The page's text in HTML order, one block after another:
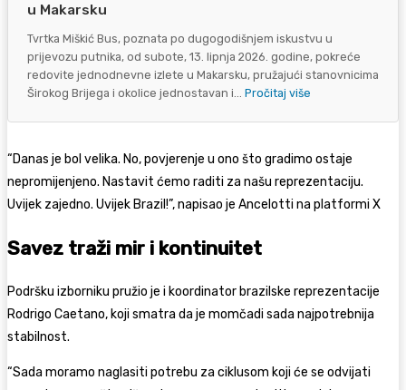
u Makarsku
Tvrtka Miškić Bus, poznata po dugogodišnjem iskustvu u
prijevozu putnika, od subote, 13. lipnja 2026. godine, pokreće
redovite jednodnevne izlete u Makarsku, pružajući stanovnicima
Širokog Brijega i okolice jednostavan i... Pročitaj više
“Danas je bol velika. No, povjerenje u ono što gradimo ostaje
nepromijenjeno. Nastavit ćemo raditi za našu reprezentaciju.
Uvijek zajedno. Uvijek Brazil!”, napisao je Ancelotti na platformi X
Savez traži mir i kontinuitet
Podršku izborniku pružio je i koordinator brazilske reprezentacije
Rodrigo Caetano, koji smatra da je momčadi sada najpotrebnija
stabilnost.
“Sada moramo naglasiti potrebu za ciklusom koji će se odvijati